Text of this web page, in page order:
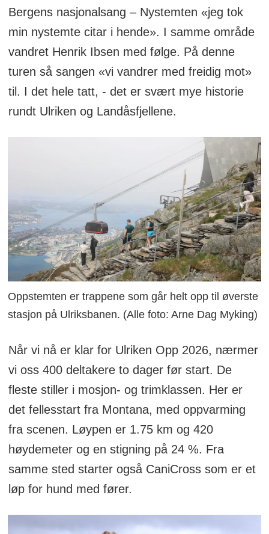
Bergens nasjonalsang – Nystemten «jeg tok
min nystemte citar i hende». I samme område
vandret Henrik Ibsen med følge. På denne
turen så sangen «vi vandrer med freidig mot»
til. I det hele tatt, - det er svært mye historie
rundt Ulriken og Landåsfjellene.
Oppstemten er trappene som går helt opp til øverste
stasjon på Ulriksbanen. (Alle foto: Arne Dag Myking)
Når vi nå er klar for Ulriken Opp 2026, nærmer
vi oss 400 deltakere to dager før start. De
fleste stiller i mosjon- og trimklassen. Her er
det fellesstart fra Montana, med oppvarming
fra scenen. Løypen er 1.75 km og 420
høydemeter og en stigning på 24 %. Fra
samme sted starter også CaniCross som er et
løp for hund med fører.